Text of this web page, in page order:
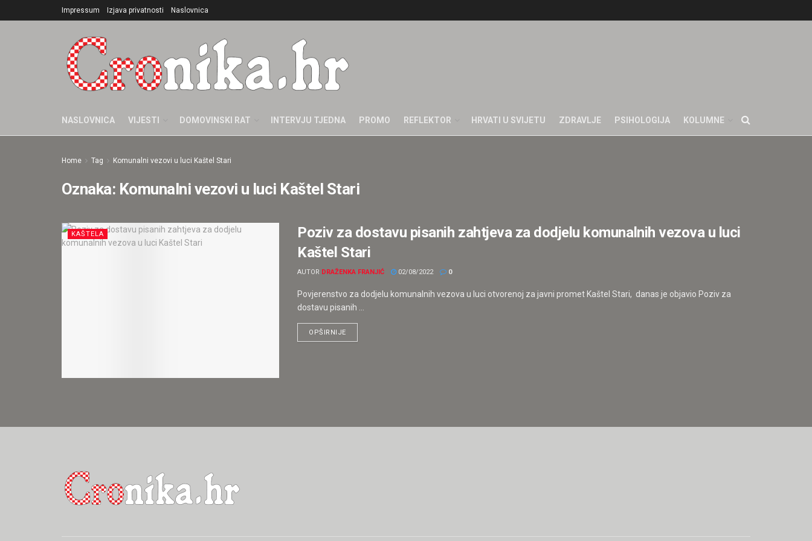
Impressum Izjava privatnosti Naslovnica
NASLOVNICA VIJESTI DOMOVINSKI RAT INTERVJU TJEDNA PROMO REFLEKTOR HRVATI U SVIJETU ZDRAVLJE PSIHOLOGIJA KOLUMNE
Home Tag Komunalni vezovi u luci Kaštel Stari
Oznaka: Komunalni vezovi u luci Kaštel Stari
KAŠTELA
Poziv za dostavu pisanih zahtjeva za dodjelu komunalnih vezova u luci
Kaštel Stari
AUTOR DRAŽENKA FRANJIĆ 02/08/2022 0
Povjerenstvo za dodjelu komunalnih vezova u luci otvorenoj za javni promet Kaštel Stari, danas je objavio Poziv za
dostavu pisanih ...
OPŠIRNIJE